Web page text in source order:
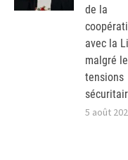
de la
avec la
malgré
tensions
5 août